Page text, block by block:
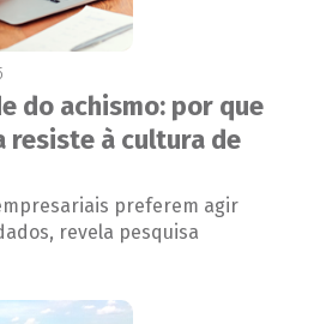
do achismo: por que
resiste à cultura de
preferem agir
revela pesquisa